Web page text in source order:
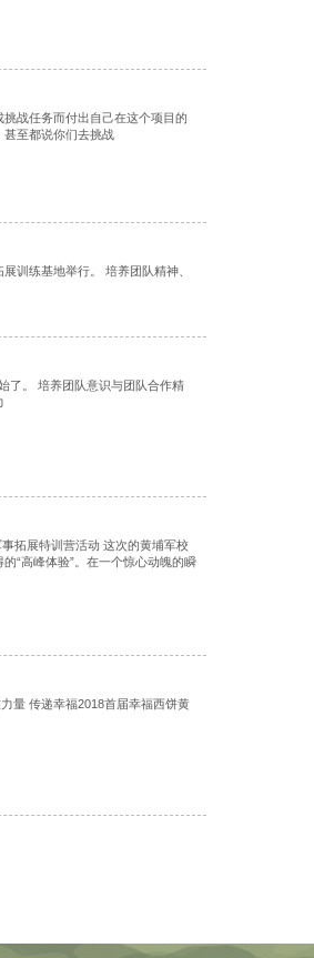
战任务而付出自己在这个项目的
甚至都说你们去挑战
训练基地举行。 培养团队精神、
了。 培养团队意识与团队合作精
拓展特训营活动 这次的黄埔军校
“高峰体验”。在一个惊心动魄的瞬
量 传递幸福2018首届幸福西饼黄